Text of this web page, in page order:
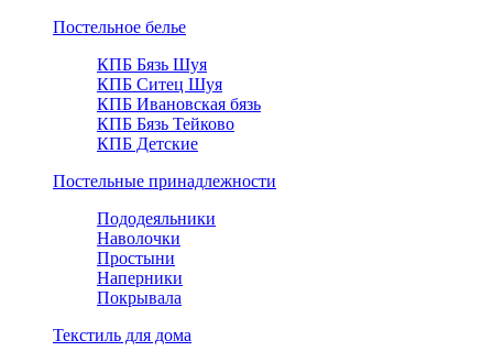
Постельное белье
КПБ Бязь Шуя
КПБ Ситец Шуя
КПБ Ивановская бязь
КПБ Бязь Тейково
КПБ Детские
Постельные принадлежности
Пододеяльники
Наволочки
Простыни
Наперники
Покрывала
Текстиль для дома